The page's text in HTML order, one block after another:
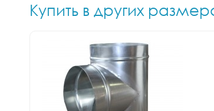
Купить в других